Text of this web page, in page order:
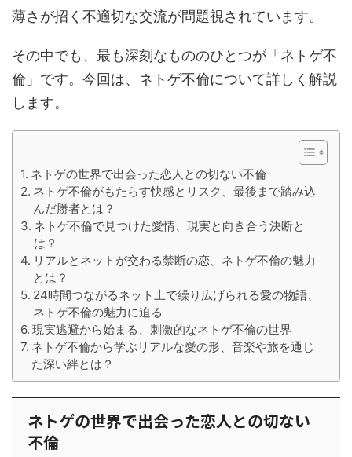
薄さが招く不適切な交流が問題視されています。
その中でも、最も深刻なもののひとつが「ネトゲ不
倫」です。今回は、ネトゲ不倫について詳しく解説
します。
ネトゲの世界で出会った恋人との切ない不倫
ネトゲ不倫がもたらす快感とリスク、最後まで踏み込
んだ勝者とは？
ネトゲ不倫で見つけた愛情、現実と向き合う決断と
は？
リアルとネットが交わる禁断の恋、ネトゲ不倫の魅力
とは？
24時間つながるネット上で繰り広げられる愛の物語、
ネトゲ不倫の魅力に迫る
現実逃避から始まる、刺激的なネトゲ不倫の世界
ネトゲ不倫から学ぶリアルな愛の形、音楽や旅を通じ
た深い絆とは？
ネトゲの世界で出会った恋人との切ない
不倫